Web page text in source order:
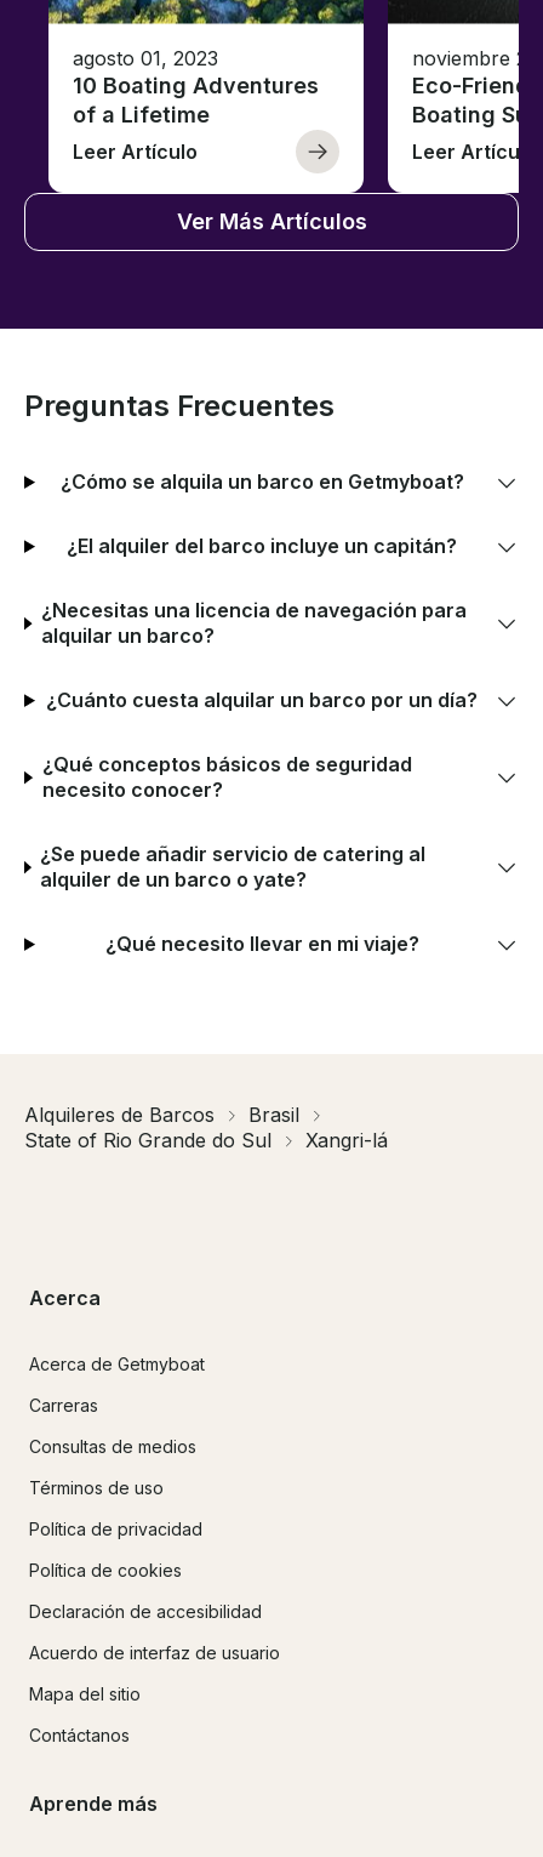
agosto 01, 2023
10 Boating Adventures
of a Lifetime
Leer Artículo
noviembre
Eco-
Boating
Leer Artículo
Ver Más Artículos
Preguntas Frecuentes
¿Cómo se alquila un barco en Getmyboat?
¿El alquiler del barco incluye un capitán?
¿Necesitas una licencia de navegación para
alquilar un barco?
¿Cuánto cuesta alquilar un barco por un día?
¿Qué conceptos básicos de seguridad
necesito conocer?
¿Se puede añadir servicio de catering al
alquiler de un barco o yate?
¿Qué necesito llevar en mi viaje?
Alquileres de Barcos
Brasil
State of Rio Grande do Sul
Xangri-lá
Acerca
Acerca de Getmyboat
Carreras
Consultas de medios
Términos de uso
Política de privacidad
Política de cookies
Declaración de accesibilidad
Acuerdo de interfaz de usuario
Mapa del sitio
Contáctanos
Aprende más